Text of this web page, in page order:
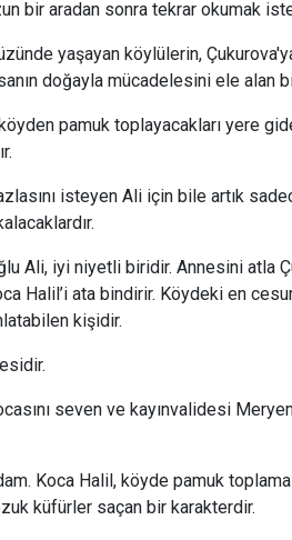
bir aradan sonra tekrar okumak
yaşayan köylülerin,
doğayla mücadelesini ele alan
pamuk toplayacakları yere
isteyen Ali için bile artık
Ali, iyi niyetli biridir. Annesini atla
Halil’i ata bindirir. Köydeki en
kişidir.
seven ve kayınvalidesi
Koca Halil, köyde pamuk toplama
küfürler saçan bir karakterdir.